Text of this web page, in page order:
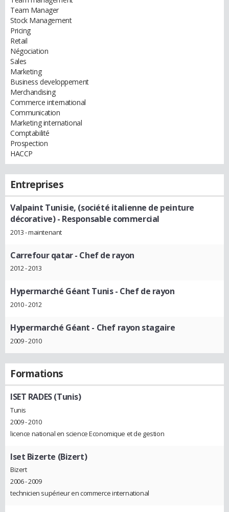
Team Manager
Stock Management
Pricing
Retail
Négociation
Sales
Marketing
Business developpement
Merchandising
Commerce international
Communication
Marketing international
Comptabilité
Prospection
HACCP
Entreprises
Valpaint Tunisie, (société italienne de peinture
décorative)- Responsable commercial
2013 - maintenant
Carrefour qatar- Chef de rayon
2012 - 2013
Hypermarché Géant Tunis- Chef de rayon
2010 - 2012
Hypermarché Géant - Chef rayon stagaire
2009 - 2010
Formations
ISET RADES (Tunis)
Tunis
2009 - 2010
licence national en science Economique et de gestion
Iset Bizerte (Bizert)
Bizert
2006 - 2009
technicien supérieur en commerce international